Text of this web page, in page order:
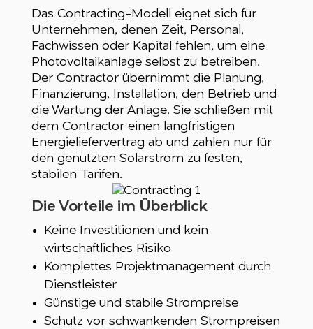
Das Contracting-Modell eignet sich für
Unternehmen, denen Zeit, Personal,
Fachwissen oder Kapital fehlen, um eine
Photovoltaikanlage selbst zu betreiben.
Der Contractor übernimmt die Planung,
Finanzierung, Installation, den Betrieb und
die Wartung der Anlage. Sie schließen mit
dem Contractor einen langfristigen
Energieliefervertrag ab und zahlen nur für
den genutzten Solarstrom zu festen,
stabilen Tarifen.
Die Vorteile im Überblick
Keine Investitionen und kein
wirtschaftliches Risiko
Komplettes Projektmanagement durch
Dienstleister
Günstige und stabile Strompreise
Schutz vor schwankenden Strompreisen